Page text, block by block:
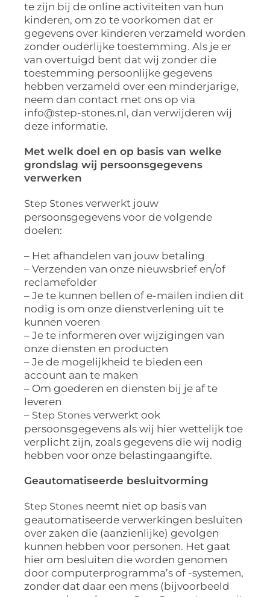
te zijn bij de online activiteiten van hun
kinderen, om zo te voorkomen dat er
gegevens over kinderen verzameld worden
zonder ouderlijke toestemming. Als je er
van overtuigd bent dat wij zonder die
toestemming persoonlijke gegevens
hebben verzameld over een minderjarige,
neem dan contact met ons op via
info@step-stones.nl, dan verwijderen wij
deze informatie.
Met welk doel en op basis van welke
grondslag wij persoonsgegevens
verwerken
Step Stones verwerkt jouw
persoonsgegevens voor de volgende
doelen:
– Het afhandelen van jouw betaling
– Verzenden van onze nieuwsbrief en/of
reclamefolder
– Je te kunnen bellen of e-mailen indien dit
nodig is om onze dienstverlening uit te
kunnen voeren
– Je te informeren over wijzigingen van
onze diensten en producten
– Je de mogelijkheid te bieden een
account aan te maken
– Om goederen en diensten bij je af te
leveren
– Step Stones verwerkt ook
persoonsgegevens als wij hier wettelijk toe
verplicht zijn, zoals gegevens die wij nodig
hebben voor onze belastingaangifte.
Geautomatiseerde besluitvorming
Step Stones neemt niet op basis van
geautomatiseerde verwerkingen besluiten
over zaken die (aanzienlijke) gevolgen
kunnen hebben voor personen. Het gaat
hier om besluiten die worden genomen
door computerprogramma’s of -systemen,
zonder dat daar een mens (bijvoorbeeld